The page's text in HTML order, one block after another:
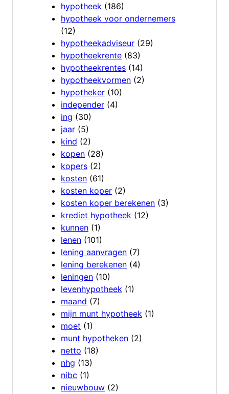
hypotheek (186)
hypotheek voor ondernemers
(12)
hypotheekadviseur (29)
hypotheekrente (83)
hypotheekrentes (14)
hypotheekvormen (2)
hypotheker (10)
independer (4)
ing (30)
jaar (5)
kind (2)
kopen (28)
kopers (2)
kosten (61)
kosten koper (2)
kosten koper berekenen (3)
krediet hypotheek (12)
kunnen (1)
lenen (101)
lening aanvragen (7)
lening berekenen (4)
leningen (10)
levenhypotheek (1)
maand (7)
mijn munt hypotheek (1)
moet (1)
munt hypotheken (2)
netto (18)
nhg (13)
nibc (1)
nieuwbouw (2)